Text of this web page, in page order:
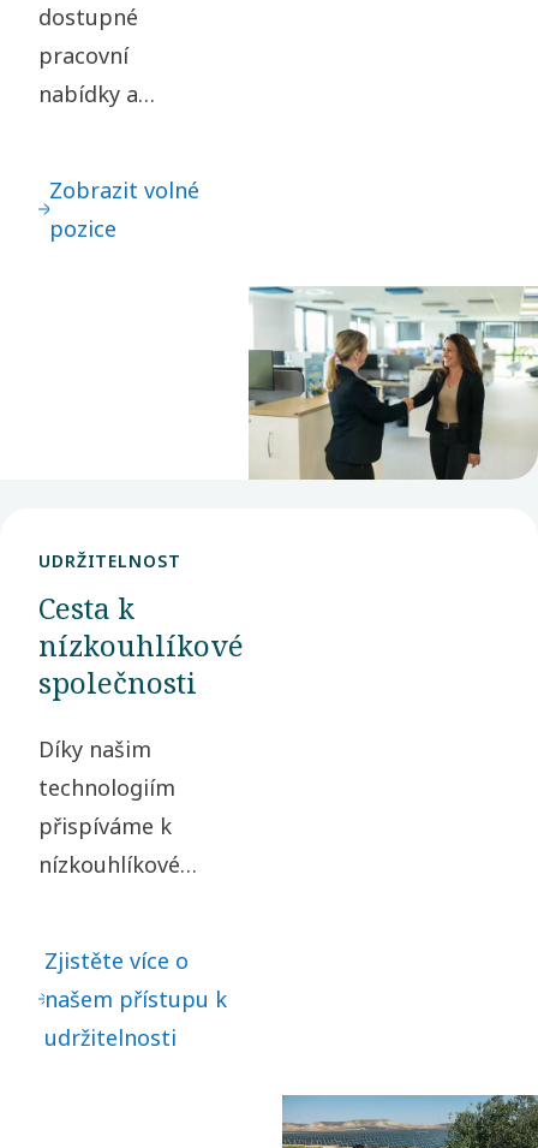
dostupné
pracovní
nabídky a
požadované
pozice. Díky
Zobrazit volné
pozice
UDRŽITELNOST
Cesta k
nízkouhlíkové
společnosti
Díky našim
technologiím
přispíváme k
nízkouhlíkové
odpovědnost za
náš dopad a
Zjistěte více o
našem přístupu k
udržitelnosti